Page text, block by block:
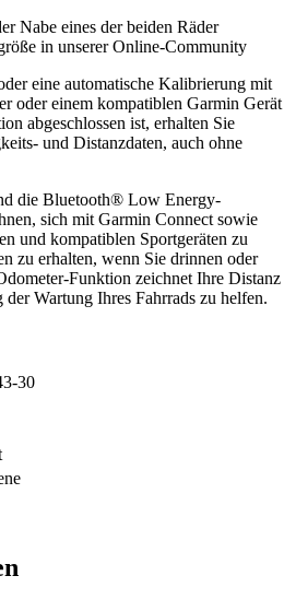
Nabe eines der beiden Räder
in unserer Online-Community
eine automatische Kalibrierung mit
oder einem kompatiblen Garmin Gerät
abgeschlossen ist, erhalten Sie
und Distanzdaten, auch ohne
die Bluetooth® Low Energy-
sich mit Garmin Connect sowie
und kompatiblen Sportgeräten zu
zu erhalten, wenn Sie drinnen oder
Funktion zeichnet Ihre Distanz
Wartung Ihres Fahrrads zu helfen.
30